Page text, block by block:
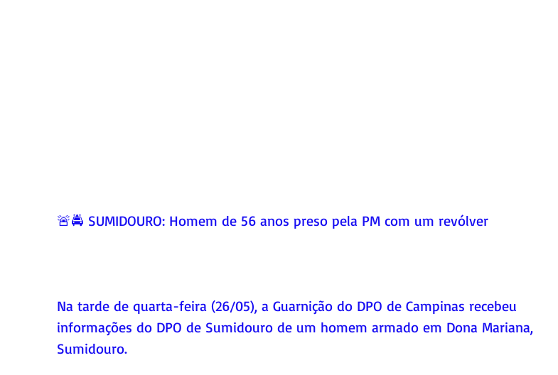
🚨🚔 SUMIDOURO: Homem de 56 anos preso pela PM com um revólver
Na tarde de quarta-feira (26/05), a Guarnição do DPO de Campinas recebeu
informações do DPO de Sumidouro de um homem armado em Dona Mariana,
Sumidouro.